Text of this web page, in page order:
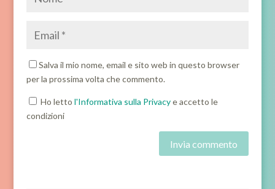
Salva il mio nome, email e sito web in questo browser
per la prossima volta che commento.
Ho letto l'Informativa sulla Privacye accetto le
condizioni